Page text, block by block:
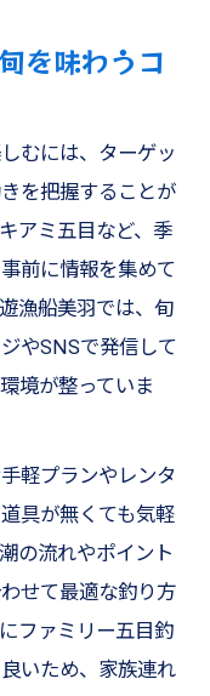
を味わうコ
むには、ターゲッ
を把握することが
アミ五目など、季
前に情報を集めて
漁船美羽では、旬
やSNSで発信して
境が整っていま
軽プランやレンタ
具が無くても気軽
の流れやポイント
せて最適な釣り方
ファミリー五目釣
いため、家族連れ